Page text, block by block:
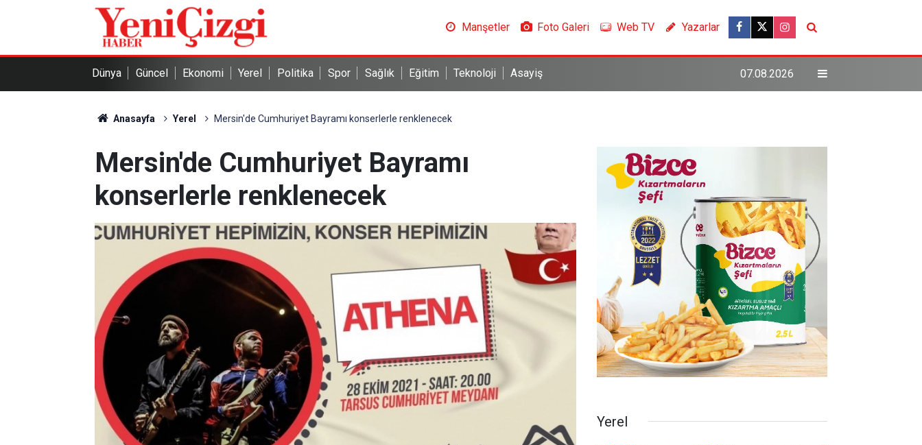
Manşetler Foto Galeri Web TV Yazarlar
Dünya Güncel Ekonomi Yerel Politika Spor Sağlık Eğitim Teknoloji Asayiş 07.08.2026
Anasayfa Yerel Mersin'de Cumhuriyet Bayramı konserlerle renklenecek
Mersin'de Cumhuriyet Bayramı
konserlerle renklenecek
Yerel